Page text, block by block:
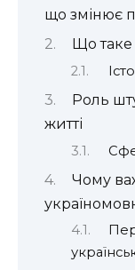
що змінює
Що таке
Роль
житті
Чому